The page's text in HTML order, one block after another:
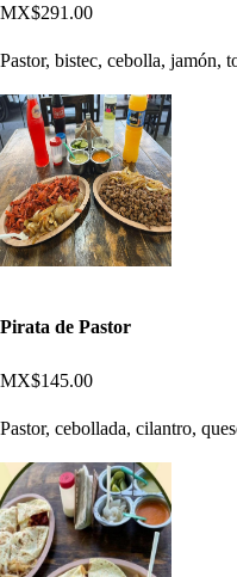
MX$291.00
Pastor, bistec, cebolla, jamón,
Pirata de Pastor
MX$145.00
Pastor, cebollada, cilantro,